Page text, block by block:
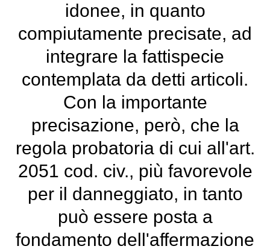
idonee, in quanto
compiutamente precisate, ad
integrare la fattispecie
contemplata da detti articoli.
Con la importante
precisazione, però, che la
regola probatoria di cui all'art.
2051 cod. civ., più favorevole
per il danneggiato, in tanto
può essere posta a
fondamento dell'affermazione